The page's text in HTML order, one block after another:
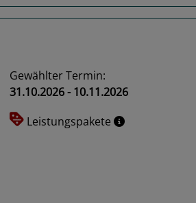
Gewählter Termin:
31.10.2026 - 10.11.2026
Leistungspakete